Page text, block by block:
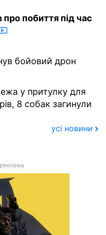
про побиття під час
бойовий дрон
у притулку для
8 собак загинули
усі новини